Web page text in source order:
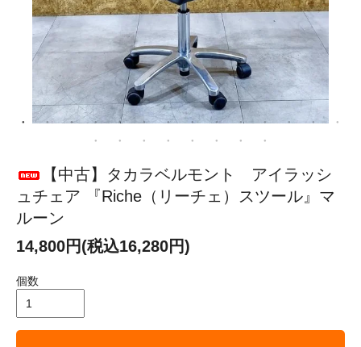
【中古】タカラベルモント アイラッシ
ュチェア 『Riche（リーチェ）スツール』マ
ルーン
14,800円(税込16,280円)
個数